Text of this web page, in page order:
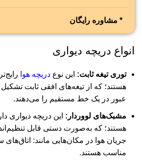
* مشاوره رایگان
انواع دریچه دیواری
توری تیغه ثابت: این نوع دریچه‌ هوا
هستند؛ که از تیغه‌های افقی ثابت
عبور در یک خط مستقیم را می‌دهند.
مشبک‌های لووردار: این دریچه‌ دیواری
هستند؛ که به‌صورت دستی قابل
جریان هوا در مکان‌هایی مانند: اتاق‌های
مناسب هستند.